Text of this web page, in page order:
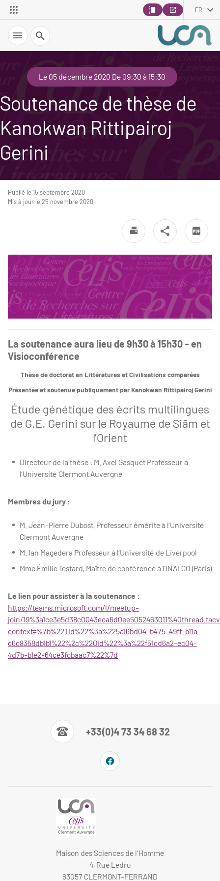
FR
Recherche
Le 05 décembre 2020 De 09:30 à 15:30
Soutenance de thèse de
Kanokwan Rittipairoj
Gerini
Publié le 15 septembre 2020
Mis à jour le 25 novembre 2020
La soutenance aura lieu de 9h30 à 15h30 - en
Visioconférence
Thèse de doctorat en Littératures et Civilisations comparées
Présentée et soutenue publiquement par Kanokwan Rittipairoj Gerini
Étude génétique des écrits multilingues
de G.E. Gerini sur le Royaume de Siām et
l’Orient
Directeur de la thèse : M. Axel Gasquet Professeur à
l’Université Clermont Auvergne
Membres du jury :
M. Jean-Pierre Dubost, Professeur émérite à l’Université
Clermont Auvergne
M. Ian Magedera Professeur à l’Université de Liverpool
Mme Émilie Testard, Maître de conférence à l’INALCO (Paris)
Le lien pour assister à la soutenance :
https://teams.microsoft.com/l/meetup-
join/
context=%7b%22Tid%22%3a%225a16bd04-b475-49ff-b11a-
c6c8359db1b1%22%2c%22Oid%22%3a%22f51cd6a2-ec04-
4d7b-b1e2-64ce3fcbaac7%22%7d
+33(0)4 73 34 68 32
Maison des Sciences de l'Homme
4, Rue Ledru
63057 CLERMONT-FERRAND